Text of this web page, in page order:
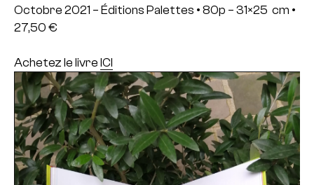
Octobre 2021 – Éditions Palettes • 80p – 31×25 cm •
27,50 €
Achetez le livre ICI